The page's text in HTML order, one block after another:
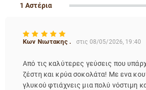
1 Αστέρια
Κων Νιωτακης . στις 08/05/2026, 19:40
Από τις καλύτερες γεύσεις που
ζέστη και κρύα σοκολάτα! Με ενα
γλυκού φτιάχνεις μια πολύ νόστιμη